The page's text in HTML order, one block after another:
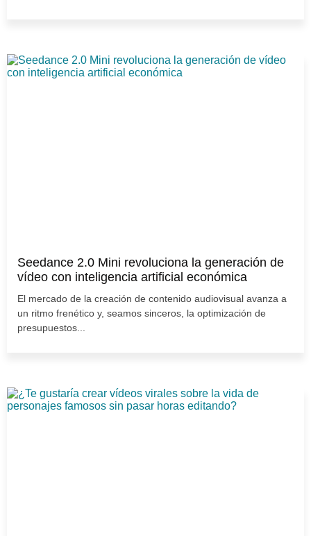
Seedance 2.0 Mini revoluciona la generación de
vídeo con inteligencia artificial económica
El mercado de la creación de contenido audiovisual avanza a
un ritmo frenético y, seamos sinceros, la optimización de
presupuestos...